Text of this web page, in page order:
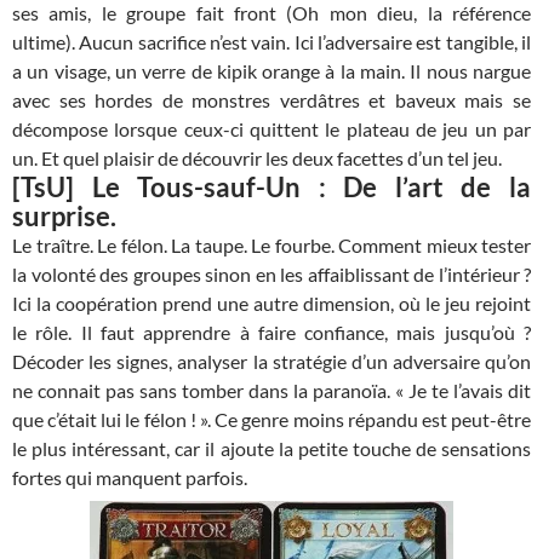
ses amis, le groupe fait front (Oh mon dieu, la référence
ultime). Aucun sacrifice n’est vain. Ici l’adversaire est tangible, il
a un visage, un verre de kipik orange à la main. Il nous nargue
avec ses hordes de monstres verdâtres et baveux mais se
décompose lorsque ceux-ci quittent le plateau de jeu un par
un. Et quel plaisir de découvrir les deux facettes d’un tel jeu.
[TsU] Le Tous-sauf-Un : De l’art de la
surprise.
Le traître. Le félon. La taupe. Le fourbe. Comment mieux tester
la volonté des groupes sinon en les affaiblissant de l’intérieur ?
Ici la coopération prend une autre dimension, où le jeu rejoint
le rôle. Il faut apprendre à faire confiance, mais jusqu’où ?
Décoder les signes, analyser la stratégie d’un adversaire qu’on
ne connait pas sans tomber dans la paranoïa. « Je te l’avais dit
que c’était lui le félon ! ». Ce genre moins répandu est peut-être
le plus intéressant, car il ajoute la petite touche de sensations
fortes qui manquent parfois.